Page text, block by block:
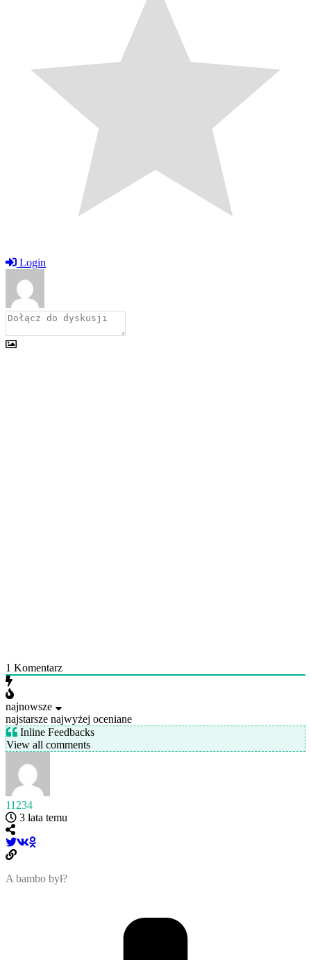
Login
1 Komentarz
najnowsze
najstarsze najwyżej oceniane
Inline Feedbacks
View all comments
11234
3 lata temu
A bambo był?